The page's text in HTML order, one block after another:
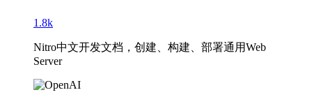
1.8k
Nitro中文开发文档，创建、构建、部署通用Web
Server